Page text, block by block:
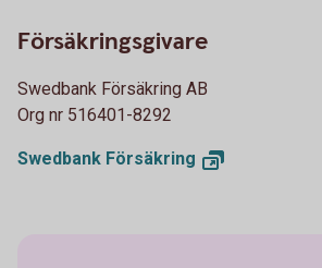
Försäkringsgivare
Swedbank Försäkring AB
Org nr 516401-8292
Swedbank Försäkring